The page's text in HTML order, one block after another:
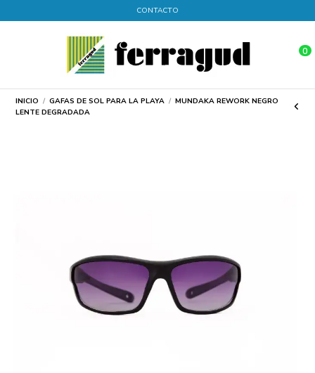
CONTACTO
0
INICIO GAFAS DE SOL PARA LA PLAYA
MUNDAKA REWORK NEGRO
LENTE DEGRADADA